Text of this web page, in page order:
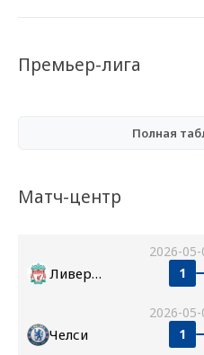
Премьер-лига
Полная
Матч-центр
2026-
Ливерпуль 1
2026-
Челси 1